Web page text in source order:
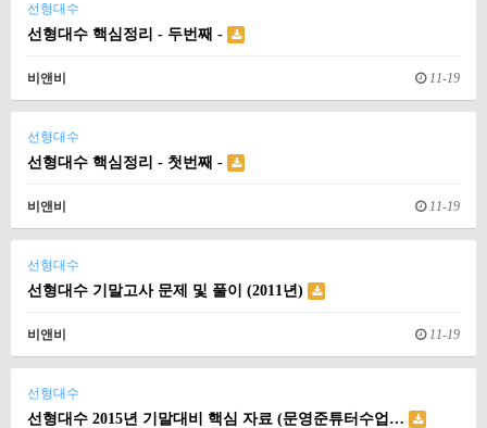
선형대수
선형대수 핵심정리 - 두번째 -
비앤비 11-19
선형대수
선형대수 핵심정리 - 첫번째 -
비앤비 11-19
선형대수
선형대수 기말고사 문제 및 풀이 (2011년)
비앤비 11-19
선형대수
선형대수 2015년 기말대비 핵심 자료 (문영준튜터수업…